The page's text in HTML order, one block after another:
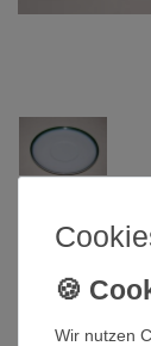
Arzberg
Wir nutzen